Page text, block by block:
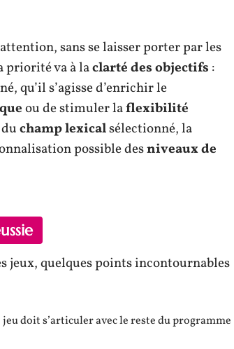
sans se laisser porter par les
priorité va à laclarté des objectifs :
qu’il s’agisse d’enrichir le
ou de stimuler laflexibilité
champ lexicalsélectionné, la
possible desniveaux de
jeux, quelques points incontournables
jeu doit s’articuler avec le reste du programme